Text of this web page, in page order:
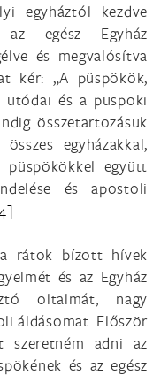
egyháztól kezdve
egész Egyház
és megvalósítva
kér: „A püspökök,
és a püspöki
összetartozásuk
egyházakkal,
együtt
és apostoli
rátok bízott hívek
és az Egyház
oltalmát, nagy
áldásomat. Először
szeretném adni az
és az egész